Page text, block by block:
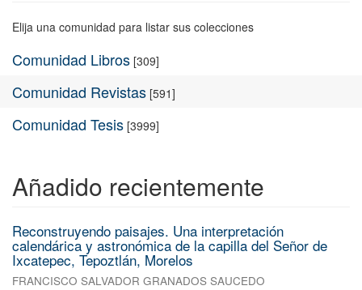
Elija una comunidad para listar sus colecciones
Comunidad Libros [309]
Comunidad Revistas [591]
Comunidad Tesis [3999]
Añadido recientemente
Reconstruyendo paisajes. Una interpretación
calendárica y astronómica de la capilla del Señor de
Ixcatepec, Tepoztlán, Morelos
FRANCISCO SALVADOR GRANADOS SAUCEDO